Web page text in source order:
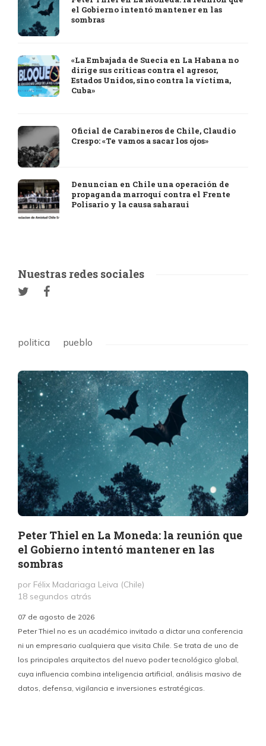
el Gobierno intentó mantener en las
sombras
«La Embajada de Suecia en La Habana no
dirige sus críticas contra el agresor,
Estados Unidos, sino contra la víctima,
Cuba»
Oficial de Carabineros de Chile, Claudio
Crespo: «Te vamos a sacar los ojos»
Denuncian en Chile una operación de
propaganda marroquí contra el Frente
Polisario y la causa saharaui
Nuestras redes sociales
politica pueblo
Peter Thiel en La Moneda: la reunión que
el Gobierno intentó mantener en las
sombras
por Félix Madariaga Leiva (Chile)
18 segundos atrás
07 de agosto de 2026
Peter Thiel no es un académico invitado a dictar una conferencia
ni un empresario cualquiera que visita Chile. Se trata de uno de
los principales arquitectos del nuevo poder tecnológico global,
cuya influencia combina inteligencia artificial, análisis masivo de
datos, defensa, vigilancia e inversiones estratégicas.